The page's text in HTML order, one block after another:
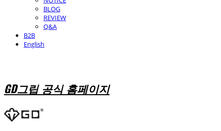
BLOG
REVIEW
Q&A
B2B
English
GD그립 공식 홈페이지